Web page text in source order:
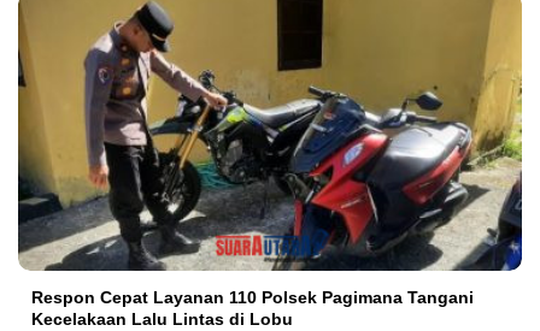
Respon Cepat Layanan 110 Polsek Pagimana Tangani
Kecelakaan Lalu Lintas di Lobu